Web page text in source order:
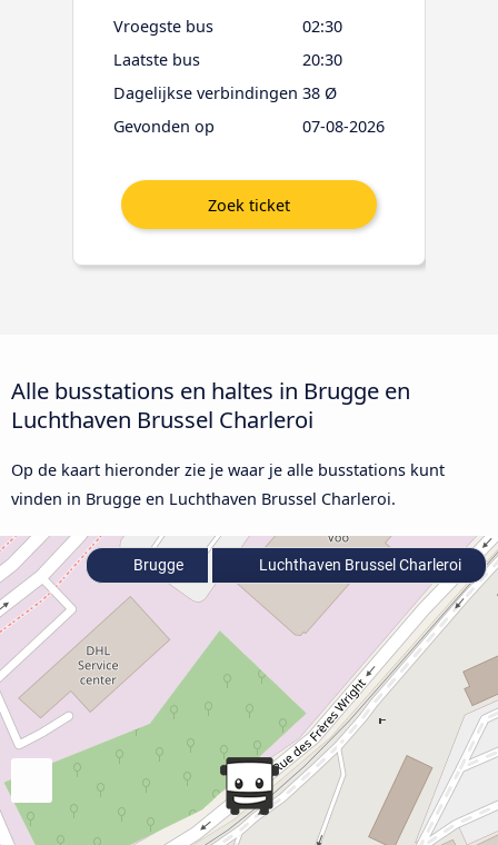
Vroegste bus
02:30
Laatste bus
20:30
Dagelijkse verbindingen 38 Ø
Gevonden op
07-08-2026
Alle busstations en haltes in Brugge en
Luchthaven Brussel Charleroi
Op de kaart hieronder zie je waar je alle busstations kunt
vinden in Brugge en Luchthaven Brussel Charleroi.
Brugge Luchthaven Brussel Charleroi